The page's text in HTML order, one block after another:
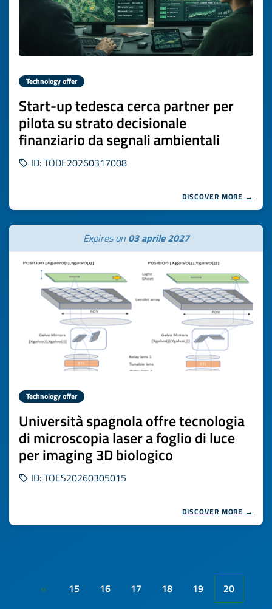
Technology offer
Start-up tedesca cerca partner per
pilota su strato decisionale
finanziario da segnali ambientali
ID: TODE20260317008
DISCOVER MORE →
Expires on 03 aprile 2027
Technology offer
Università spagnola offre tecnologia
di microscopia laser a foglio di luce
per imaging 3D biologico
ID: TOES20260305015
DISCOVER MORE →
« 15 16 17 18 19
20